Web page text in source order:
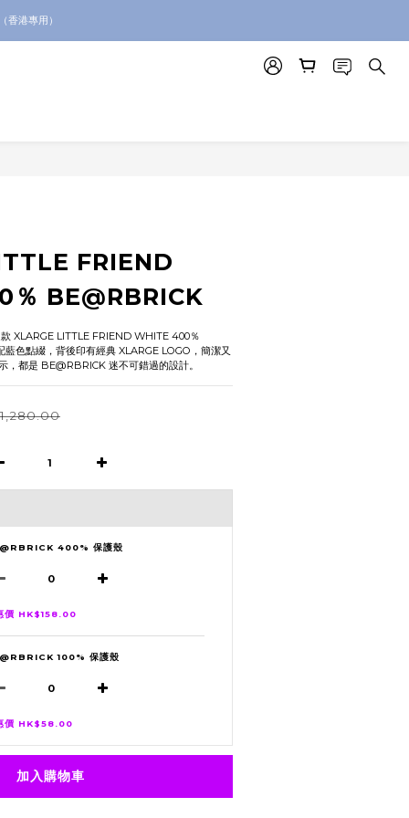
詢代購服務
港專用）
FRIEND
BE@RBRICK
XLARGE LITTLE FRIEND WHITE 400％
色點綴，背後印有經典 XLARGE LOGO，簡潔又
，都是 BE@RBRICK 迷不可錯過的設計。
400% 保護殼
價 HK$158.00
100% 保護殼
價 HK$58.00
加入購物車